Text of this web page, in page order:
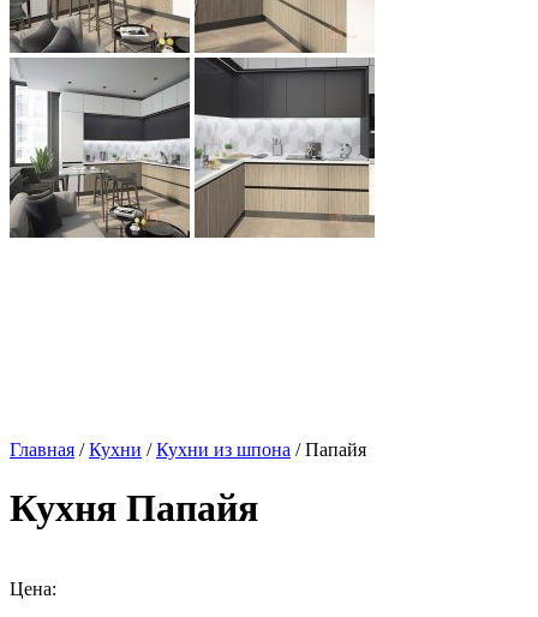
Главная /Кухни /Кухни из шпона / Папайя
Кухня Папайя
Цена: